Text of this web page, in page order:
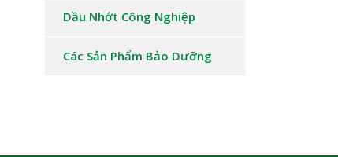
Dầu Nhớt Công Nghiệp
Các Sản Phẩm Bảo Dưỡng